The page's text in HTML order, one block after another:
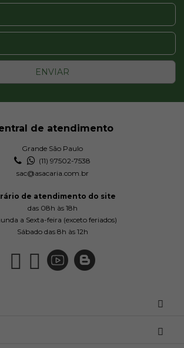
ENVIAR
de atendimento
Grande São Paulo
(11) 97502-7538
sac@asacaria.com.br
de atendimento do site
das 08h às 18h
a Sexta-feira (exceto feriados)
Sábado das 8h às 12h